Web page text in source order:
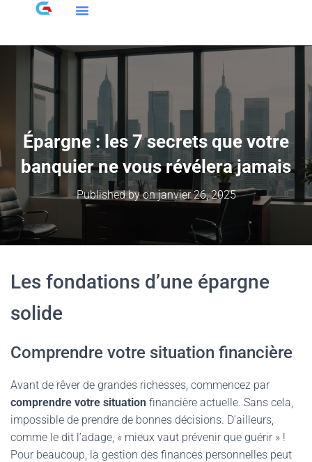
Épargne : les 7 secrets que votre
banquier ne vous révélera jamais
Published byonjanvier 26, 2025
Les fondations d’une épargne
solide
Comprendre votre situation financière
Avant de rêver de grandes richesses, commencez par
comprendre votre situation financière actuelle. Sans cela,
impossible de prendre de bonnes décisions. D’ailleurs,
comme le dit l’adage, « mieux vaut prévenir que guérir » !
Pour beaucoup, la gestion des finances personnelles peut